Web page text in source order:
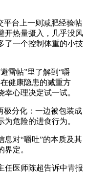
台上一则减肥经验帖
开热量摄入，几乎没风
了一个控制体重的小技
帖”里了解到“嚼
健康隐患的减重方
心理决定试一试。
分化：一边被包装成
危险的进食行为。
对“嚼吐”的本质及其
定。
医师陈超告诉中青报